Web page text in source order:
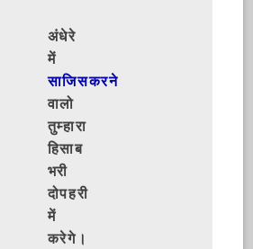
अंधेरे
में
साजिसकरने
वालो
तुम्हारा
हिसाब
भरी
दोपहरी
में
करेगे।